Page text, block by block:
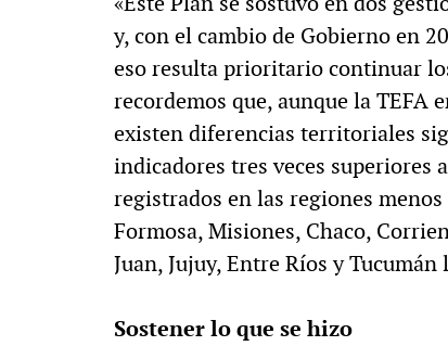
y, con el cambio de Gobierno en
eso resulta prioritario continuar
recordemos que, aunque la
existen diferencias territoriales
indicadores tres veces superiores
registrados en las regiones
Formosa, Misiones, Chaco,
Juan, Jujuy, Entre Ríos y
Sostener lo que se hizo